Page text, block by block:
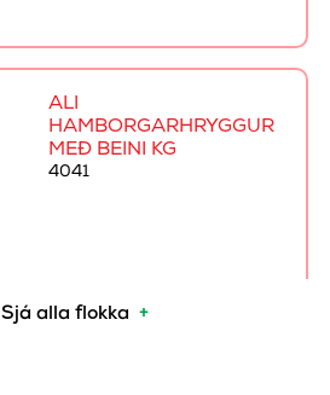
Sjá alla flokka +
ALI
HAMBORGARHRYGGUR
MEÐ BEINI KG
4041